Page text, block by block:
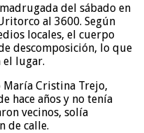
del sábado en
al 3600. Según
locales, el cuerpo
descomposición, lo que
el lugar.
Cristina Trejo,
hace años y no tenía
vecinos, solía
de calle.